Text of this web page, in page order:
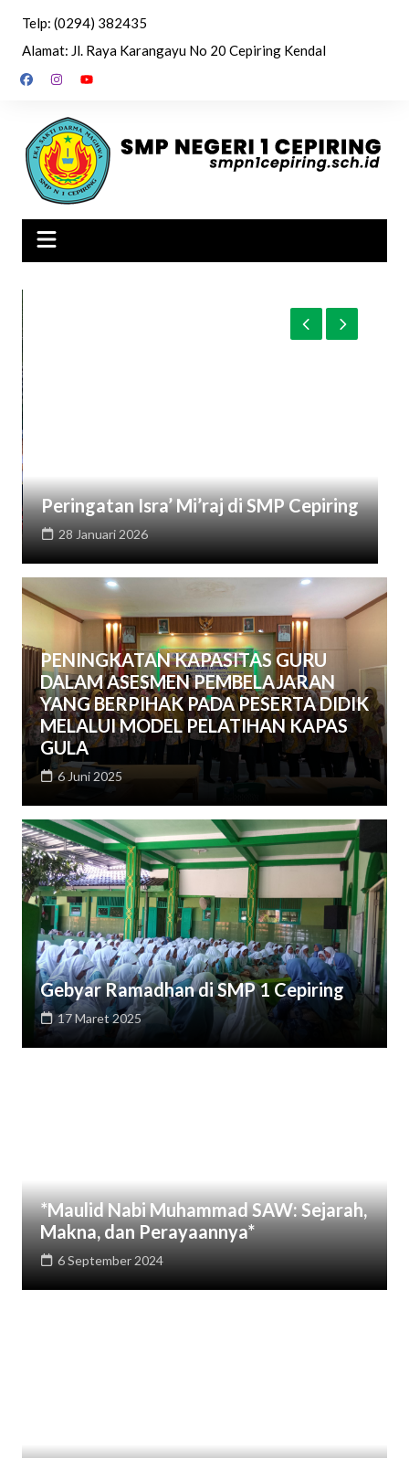
content
Telp: (0294) 382435
Alamat: Jl. Raya Karangayu No 20 Cepiring Kendal
di SMP Cepiring SPMB SMP 1
PENINGKATAN KAPASITAS GURU
DALAM ASESMEN PEMBELAJARAN
YANG BERPIHAK PADA PESERTA DIDIK
MELALUI MODEL PELATIHAN KAPAS
GULA
6 Juni 2025
Gebyar Ramadhan di SMP 1 Cepiring
17 Maret 2025
*Maulid Nabi Muhammad SAW: Sejarah,
Makna, dan Perayaannya*
6 September 2024